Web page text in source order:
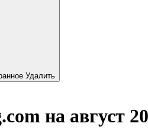
Удалить
на август